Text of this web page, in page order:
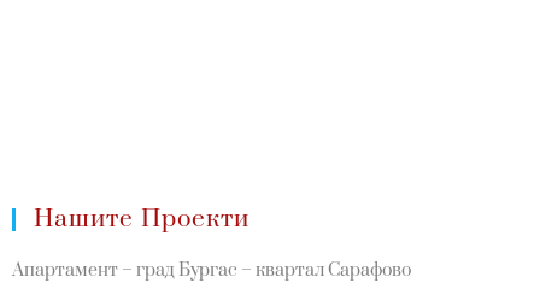
Нашите Проекти
Апартамент – град Бургас – квартал Сарафово